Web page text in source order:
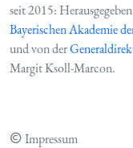
seit 2015:
Bayerischen Akademie
und von der
Margit Ksoll-Marcon.
Impressum